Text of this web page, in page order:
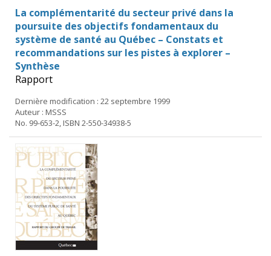
La complémentarité du secteur privé dans la
poursuite des objectifs fondamentaux du
système de santé au Québec – Constats et
recommandations sur les pistes à explorer –
Synthèse
Rapport
Dernière modification : 22 septembre 1999
Auteur : MSSS
No. 99-653-2, ISBN 2-550-34938-5